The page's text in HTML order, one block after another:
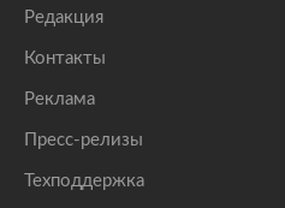
Редакция
Контакты
Реклама
Пресс-релизы
Техподдержка